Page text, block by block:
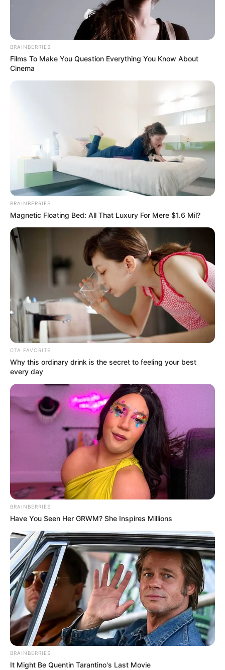
(foto: youtube/5-minute crafts girly)
10. Baju dalam lemari seringkali lepas dari
gantungan, manfaatkan karet gelang yang diikatkan
pada masing-masing sisi kanan dan kiri untuk
menahan bagian bahu
(foto: youtube/5-minute crafts girly)
Baca juga:
10 Ide Loteng Serbaguna, Sulap Ruang Sempit
Tak Terpakai Jadi Kamar Hingga Tempat Bersantai
Mengaplikasikan trik di atas, rumah jadi lebih rapi dan bersih.
Dengan demikian kamu tidak perlu bersusah payah membereskan,
ya.
TAGS KREATIF
BRAINBERRIES
Films To Make You Question Everything You Know About
Cinema
BRAINBERRIES
Magnetic Floating Bed: All That Luxury For Mere $1.6 Mil?
CTA FAVORITE
Why this ordinary drink is the secret to feeling your best
every day
BRAINBERRIES
Have You Seen Her GRWM? She Inspires Millions
BRAINBERRIES
It Might Be Quentin Tarantino's Last Movie